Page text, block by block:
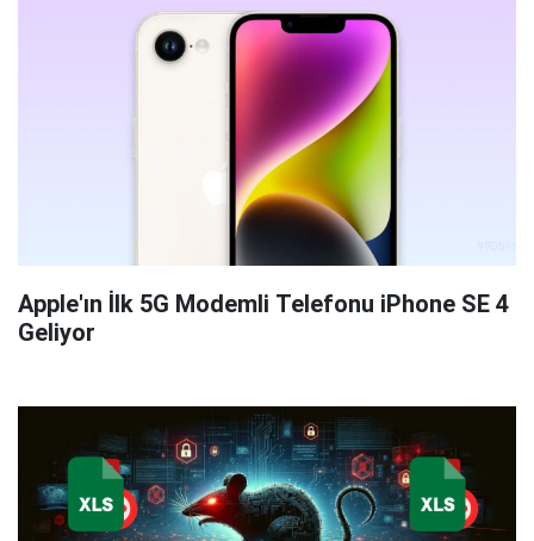
Apple'ın İlk 5G Modemli Telefonu iPhone SE 4
Geliyor